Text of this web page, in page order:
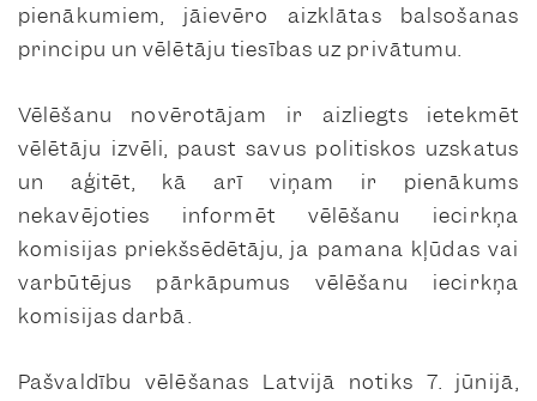
pienākumiem, jāievēro aizklātas balsošanas
principu un vēlētāju tiesības uz privātumu.
Vēlēšanu novērotājam ir aizliegts ietekmēt
vēlētāju izvēli, paust savus politiskos uzskatus
un aģitēt, kā arī viņam ir pienākums
nekavējoties informēt vēlēšanu iecirkņa
komisijas priekšsēdētāju, ja pamana kļūdas vai
varbūtējus pārkāpumus vēlēšanu iecirkņa
komisijas darbā.
Pašvaldību vēlēšanas Latvijā notiks 7. jūnijā,